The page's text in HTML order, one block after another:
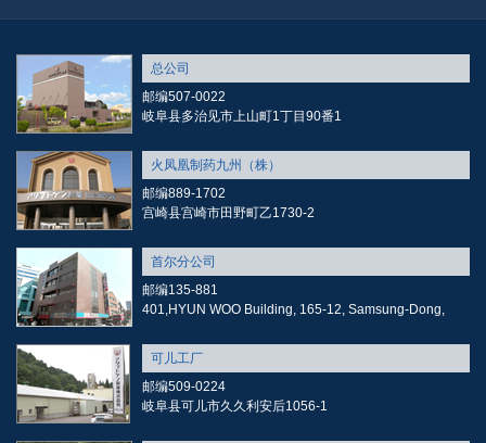
总公司
邮编507-0022
岐阜县多治见市上山町1丁目90番1
火凤凰制药九州（株）
邮编889-1702
宫崎县宫崎市田野町乙1730-2
首尔分公司
邮编135-881
401,HYUN WOO Building, 165-12, Samsung-Dong,
可儿工厂
邮编509-0224
岐阜县可儿市久久利安后1056-1